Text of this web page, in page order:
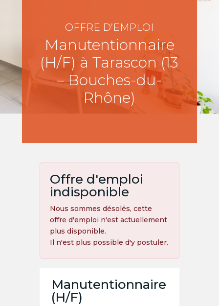
OFFRE D’EMPLOI
Manutentionnaire
(H/F) à Tarascon (13
– Bouches-du-
Rhône)
Offre d'emploi
indisponible
Nous sommes désolés, cette
offre d'emploi n'est actuellement
plus disponible.
Il n'est plus possible d'y postuler.
Manutentionnaire
(H/F)